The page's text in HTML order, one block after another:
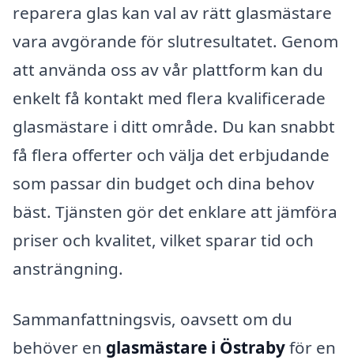
reparera glas kan val av rätt glasmästare
vara avgörande för slutresultatet. Genom
att använda oss av vår plattform kan du
enkelt få kontakt med flera kvalificerade
glasmästare i ditt område. Du kan snabbt
få flera offerter och välja det erbjudande
som passar din budget och dina behov
bäst. Tjänsten gör det enklare att jämföra
priser och kvalitet, vilket sparar tid och
ansträngning.
Sammanfattningsvis, oavsett om du
behöver en glasmästare i Östrabyför en